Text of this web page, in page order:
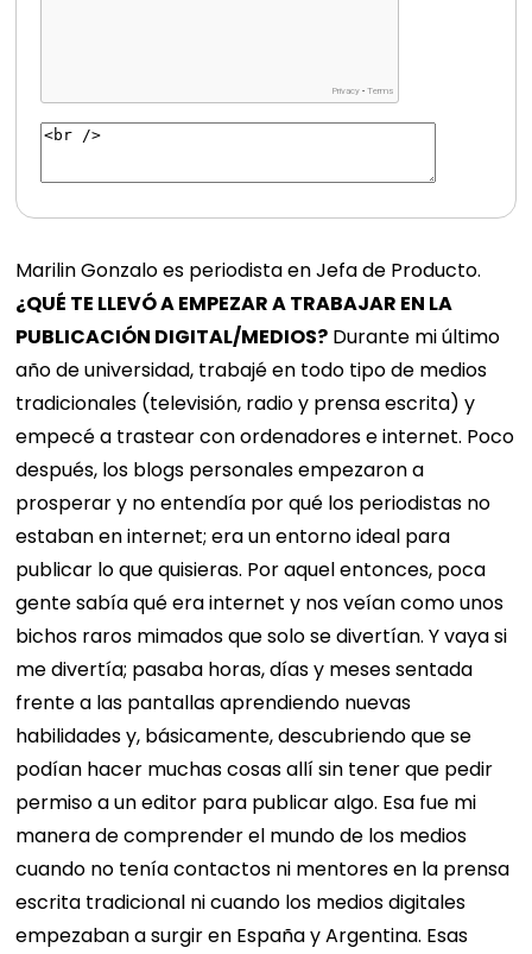
Marilin Gonzalo es periodista en Jefa de Producto.
¿QUÉ TE LLEVÓ A EMPEZAR A TRABAJAR EN LA
PUBLICACIÓN DIGITAL/MEDIOS? Durante mi último
año de universidad, trabajé en todo tipo de medios
tradicionales (televisión, radio y prensa escrita) y
empecé a trastear con ordenadores e internet. Poco
después, los blogs personales empezaron a
prosperar y no entendía por qué los periodistas no
estaban en internet; era un entorno ideal para
publicar lo que quisieras. Por aquel entonces, poca
gente sabía qué era internet y nos veían como unos
bichos raros mimados que solo se divertían. Y vaya si
me divertía; pasaba horas, días y meses sentada
frente a las pantallas aprendiendo nuevas
habilidades y, básicamente, descubriendo que se
podían hacer muchas cosas allí sin tener que pedir
permiso a un editor para publicar algo. Esa fue mi
manera de comprender el mundo de los medios
cuando no tenía contactos ni mentores en la prensa
escrita tradicional ni cuando los medios digitales
empezaban a surgir en España y Argentina. Esas